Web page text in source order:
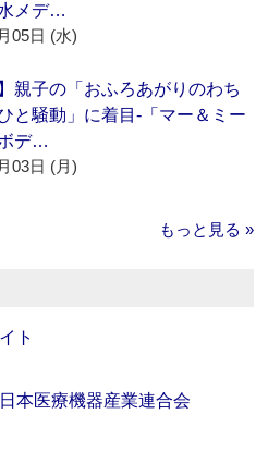
メデ…
05日 (水)
親子の「おふろあがりのわち
と騒動」に着目‐「マー＆ミー
デ…
03日 (月)
もっと見る »
ト
本医療機器産業連合会